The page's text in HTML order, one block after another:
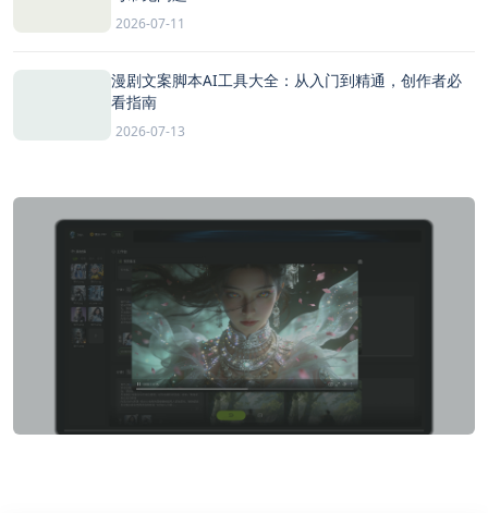
2026-07-11
漫剧文案脚本AI工具大全：从入门到精通，创作者必
看指南
2026-07-13